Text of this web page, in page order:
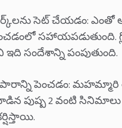
సెట్ చేయడం: ఎంతో
సహాయపడుతుంది.
సందేశాన్ని పంపుతుంది.
పెంచడం: మహమ్మారి
పుష్ప 2 వంటి సినిమాలు